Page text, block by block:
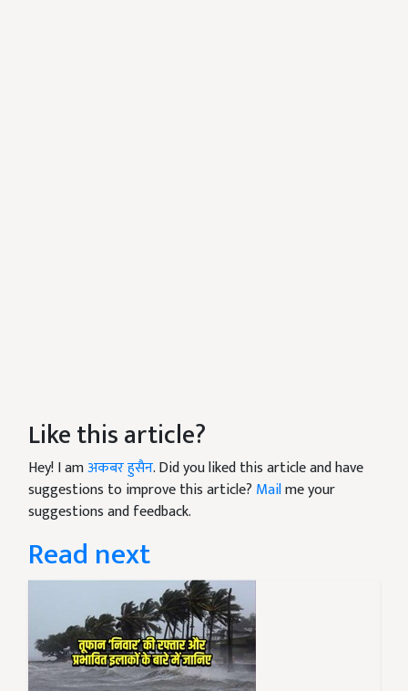
Like this article?
Hey! I amअकबर हुसैन. Did you liked this article and have
suggestions to improve this article? Mailme your
suggestions and feedback.
Read next